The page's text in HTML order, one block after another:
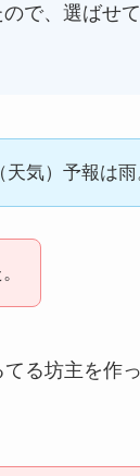
で、選ばせ
天気）予報は雨
る坊主を作